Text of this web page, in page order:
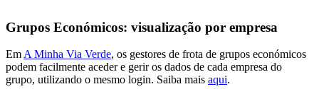
Grupos Económicos: visualização por empresa
EmA Minha Via Verde, os gestores de frota de grupos económicos
podem facilmente aceder e gerir os dados de cada empresa do
grupo, utilizando o mesmo login. Saiba mais aqui.